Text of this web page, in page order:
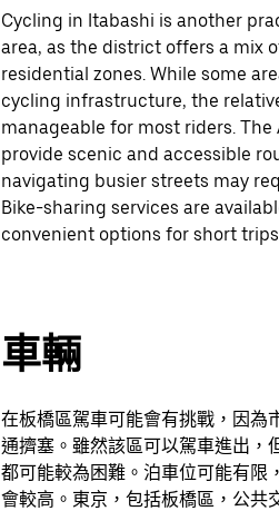
Cycling in Itabashi is another
area, as the district offers a mix
residential zones. While some
cycling infrastructure, the
manageable for most riders. The
provide scenic and accessible
navigating busier streets may
Bike-sharing services are
convenient options for short
車輛
在板橋區駕車可能會有挑戰，因為
通擠塞。雖然該區可以駕車進出，
都可能較為困難。泊車位可能有限
會較高。東京，包括板橋區，公共